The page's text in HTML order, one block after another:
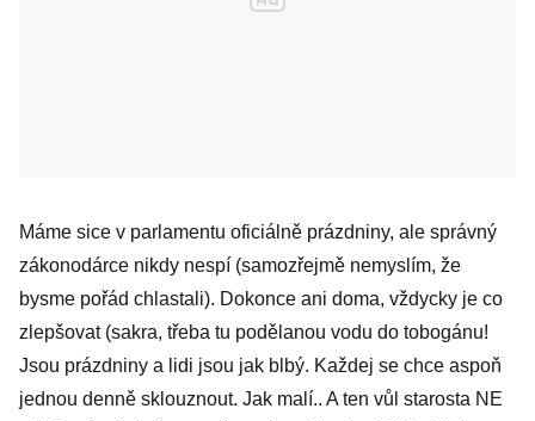
Máme sice v parlamentu oficiálně prázdniny, ale správný
zákonodárce nikdy nespí (samozřejmě nemyslím, že
bysme pořád chlastali). Dokonce ani doma, vždycky je co
zlepšovat (sakra, třeba tu podělanou vodu do tobogánu!
Jsou prázdniny a lidi jsou jak blbý. Každej se chce aspoň
jednou denně sklouznout. Jak malí.. A ten vůl starosta NE